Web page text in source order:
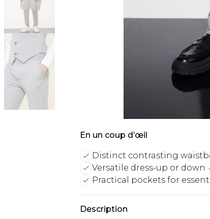
En un coup d’œil
Distinct contrasting
Versatile dress-up or down
Practical pockets for
Description